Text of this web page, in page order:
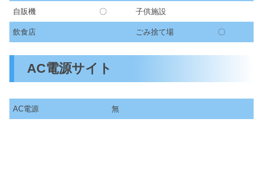
自販機 〇 子供施設
飲食店 ごみ捨て場 〇
AC電源サイト
AC電源 無